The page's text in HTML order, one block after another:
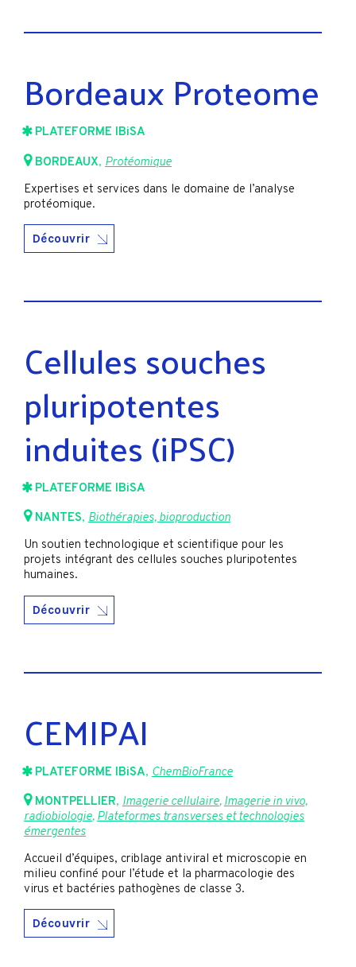
Bordeaux Proteome
PLATEFORME IBiSA
BORDEAUX, Protéomique
Expertises et services dans le domaine de l’analyse
protéomique.
Découvrir
Cellules souches
pluripotentes
induites (iPSC)
PLATEFORME IBiSA
NANTES, Biothérapies, bioproduction
Un soutien technologique et scientifique pour les
projets intégrant des cellules souches pluripotentes
humaines.
Découvrir
CEMIPAI
PLATEFORME IBiSA, ChemBioFrance
MONTPELLIER, Imagerie cellulaire,Imagerie in vivo,
radiobiologie,Plateformes transverses et technologies
émergentes
Accueil d’équipes, criblage antiviral et microscopie en
milieu confiné pour l’étude et la pharmacologie des
virus et bactéries pathogènes de classe 3.
Découvrir